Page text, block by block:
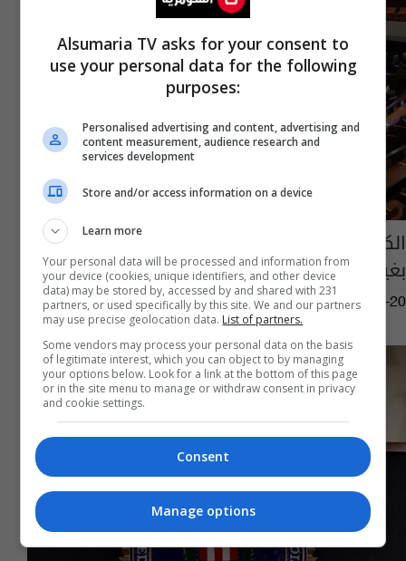
الكنيست الإسرائيلي يصادق على حل نفسه
بغياب نتنياهو
07:11 | 2026-05-20
Alsumaria TV asks for your consent to
use your personal data for the following
purposes:
Personalised advertising and content, advertising and
content measurement, audience research and
services development
Store and/or access information on a device
Learn more
Your personal data will be processed and information from
your device (cookies, unique identifiers, and other device
data) may be stored by, accessed by and shared with 231
partners, or used specifically by this site. We and our partners
may use precise geolocation data. List of partners.
Some vendors may process your personal data on the basis
of legitimate interest, which you can object to by managing
your options below. Look for a link at the bottom of this page
or in the site menu to manage or withdraw consent in privacy
and cookie settings.
Consent
Manage options